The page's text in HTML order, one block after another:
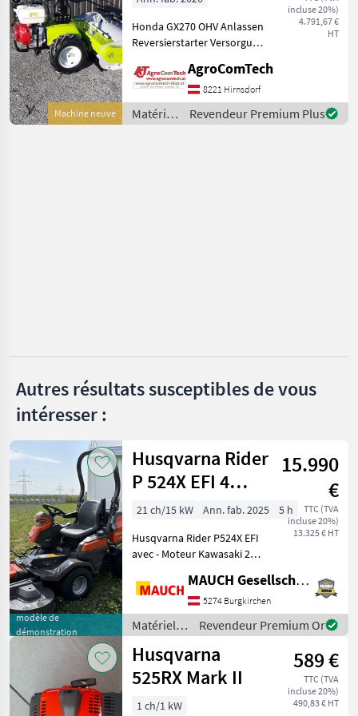
CHOISIR
UNE
CATÉGORIE
Grillo
Husqvarna
Marketplace
distributeurs annonces
Machine neuve
incluse 20%)
4.791,67 €
HT
Honda GX270 OHV Anlassen
Reversierstarter Versorgung
Zylinder Leistung 8.4 HP
(6.3 kW) Luftgekühlt Ölbad-
Luftfilter Schlegelhäcksler
AgroComTech
8221 Hirnsdorf
Matériels
d’entretien
Revendeur Premium Plus
Autres résultats susceptibles de vous
intéresser :
modèle de
démonstration
Husqvarna Rider
P 524X EFI 4
roues motrices,
plateau de
coupe 137X,
modèle de
démonstration
15.990
€
TTC (TVA
incluse 20%)
13.325 € HT
21 ch/15 kW Ann. fab. 2025
5 h
Husqvarna Rider P524X EFI
avec - Moteur Kawasaki 2
directe - Transmission
intégrale - Transmission
hydrostatique - Direction
de l'essie
MAUCH Gesellschaft m.b.H. & Co.KG
5274 Burgkirchen
Matériels
d’entretien
du jardin /
Husqvarna
Revendeur Premium Or
Husqvarna
525RX Mark II
589 €
TTC (TVA
incluse 20%)
490,83 € HT
1 ch/1 kW